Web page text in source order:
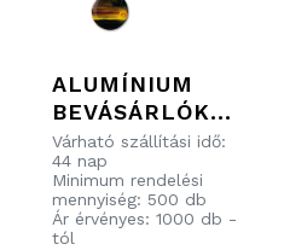
ALUMÍNIUM
BEVÁSÁRLÓKOC
SI-ÉRMÉS
KULCSTARTÓ
Várható szállítási idő:
44 nap
Minimum rendelési
mennyiség: 500 db
Ár érvényes: 1000 db -
tól